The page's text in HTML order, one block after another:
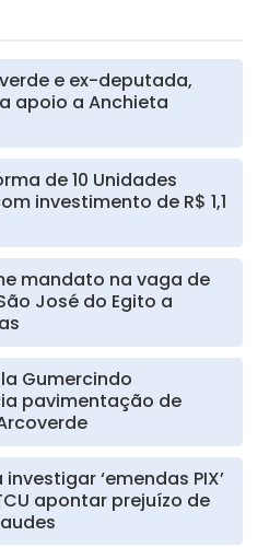
e ex-deputada,
apoio a Anchieta
de 10 Unidades
investimento de R$ 1,1
mandato na vaga de
José do Egito a
Gumercindo
pavimentação de
‘emendas PIX’
apontar prejuízo de